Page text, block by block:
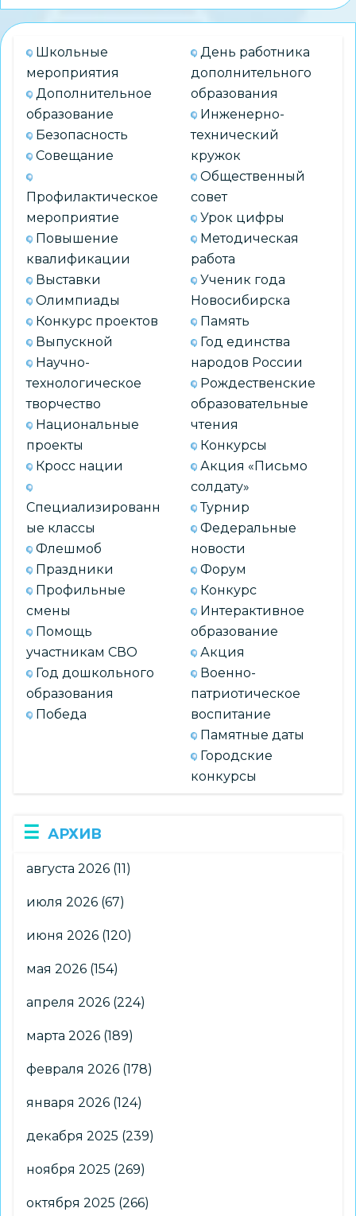
Сергея
с
Днем
наставника
Школьные
мероприятия
Дополнительное
образование
Безопасность
Совещание
Профилактическое
мероприятие
Повышение
квалификации
Выставки
Олимпиады
Конкурс проектов
Выпускной
Научно-
технологическое
творчество
Национальные
проекты
Кросс нации
Специализированн
ые классы
Флешмоб
Праздники
Профильные
смены
Помощь
участникам СВО
Год дошкольного
образования
Победа
День работника
дополнительного
образования
Инженерно-
технический
кружок
Общественный
совет
Урок цифры
Методическая
работа
Ученик года
Новосибирска
Память
Год единства
народов России
Рождественские
образовательные
чтения
Конкурсы
Акция «Письмо
солдату»
Турнир
Федеральные
новости
Форум
Конкурс
Интерактивное
образование
Акция
Военно-
патриотическое
воспитание
Памятные даты
Городские
конкурсы
АРХИВ
августа 2026 (11)
июля 2026 (67)
июня 2026 (120)
мая 2026 (154)
апреля 2026 (224)
марта 2026 (189)
февраля 2026 (178)
января 2026 (124)
декабря 2025 (239)
ноября 2025 (269)
октября 2025 (266)